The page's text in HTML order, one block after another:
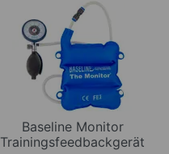
Baseline Monitor
Trainingsfeedbackgerät